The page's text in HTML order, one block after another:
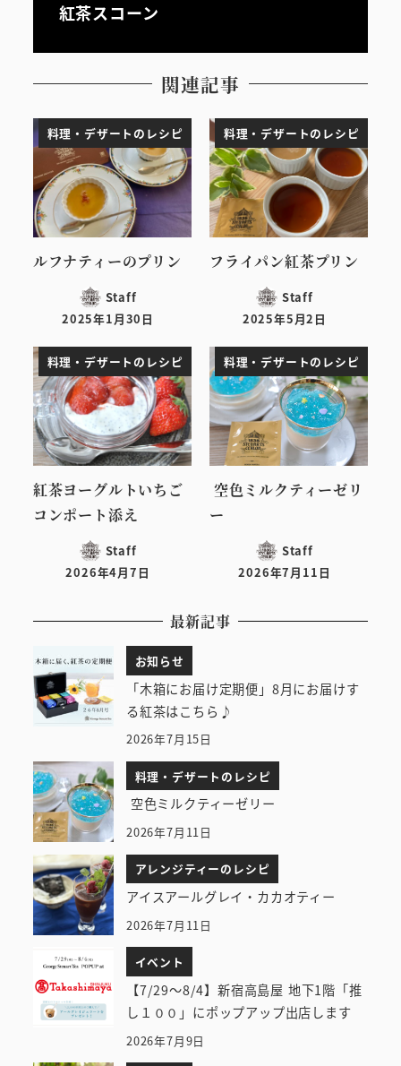
紅茶スコーン
関連記事
料理・デザートのレシピ
ルフナティーのプリン
Staff
投稿日
2025年1月30日
料理・デザートのレシピ
フライパン紅茶プリン
Staff
投稿日
2025年5月2日
料理・デザートのレシピ
紅茶ヨーグルトいちご
コンポート添え
Staff
投稿日
2026年4月7日
料理・デザートのレシピ
空色ミルクティーゼリ
ー
Staff
投稿日
2026年7月11日
最新記事
お知らせ
「木箱にお届け定期便」8月にお届けす
る紅茶はこちら♪
2026年7月15日
料理・デザートのレシピ
空色ミルクティーゼリー
2026年7月11日
アレンジティーのレシピ
アイスアールグレイ・カカオティー
2026年7月11日
イベント
【7/29～8/4】新宿高島屋 地下1階「推
し１００」にポップアップ出店します
2026年7月9日